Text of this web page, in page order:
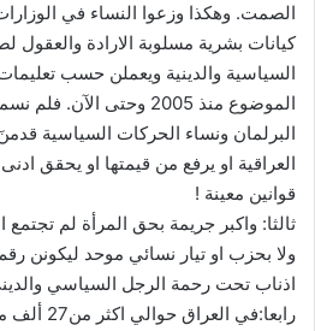
الصمت. وهكذا وزعوا النساء في
كيانات بشرية مسلوبة الارادة والعقول
السياسية والدينية ويعملن حسب
الموضوع منذ 2005 وحتى
البرلمان ونساء الحركات السياسية
العراقية او يرفع من قيمتها او يحقق
قوانين معينة !
‫ثالثا‬: واكبر جريمة بحق المرأة لم
ولا بحزب او تيار نسائي موحد ليكونن
اذناب تحت رحمة الرجل السياسي
‫رابعا‬:في